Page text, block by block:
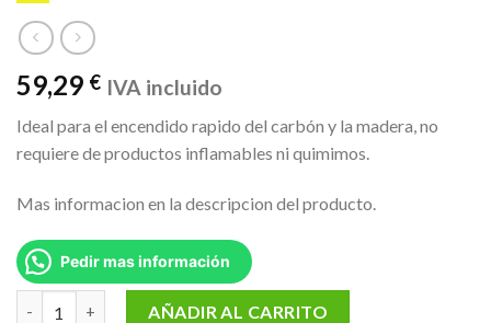
59,29 € IVA incluido
Ideal para el encendido rapido del carbón y la madera, no
requiere de productos inflamables ni quimimos.
Mas informacion en la descripcion del producto.
Pedir mas información
Encendedor electrico de carbón Texas Club Lighter cantidad
AÑADIR AL CARRITO